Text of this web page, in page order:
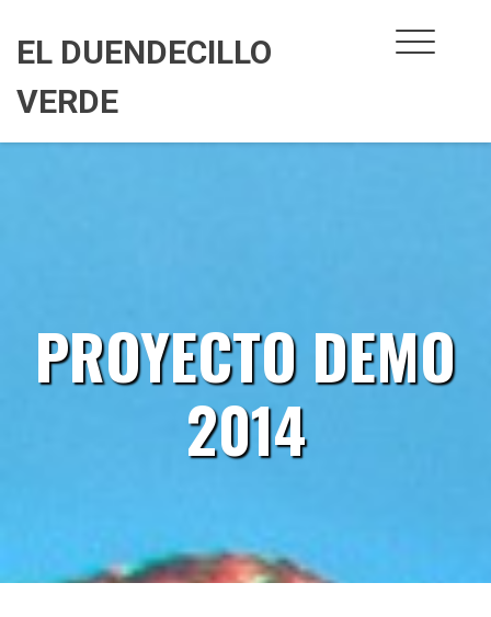
content
EL DUENDECILLO
VERDE
PROYECTO DEMO
2014